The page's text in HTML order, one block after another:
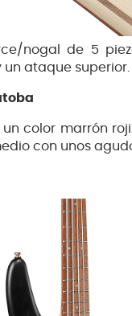
nogal de 5
ataque superior.
un color marrón
con unos